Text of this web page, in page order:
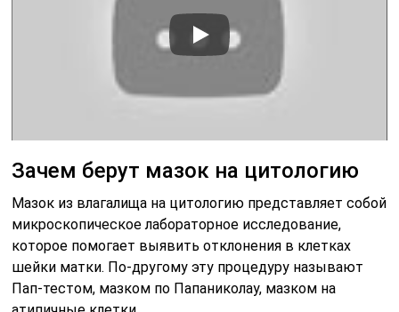
Зачем берут мазок на цитологию
Мазок из влагалища на цитологию представляет собой
микроскопическое лабораторное исследование,
которое помогает выявить отклонения в клетках
шейки матки. По-другому эту процедуру называют
Пап-тестом, мазком по Папаниколау, мазком на